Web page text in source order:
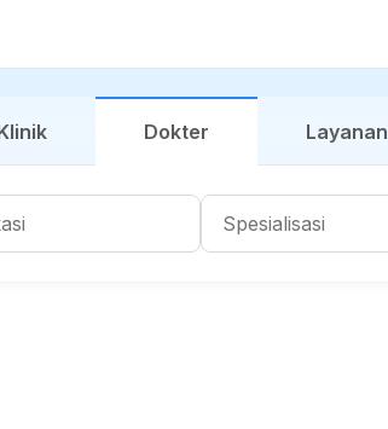
Dokter Layanan